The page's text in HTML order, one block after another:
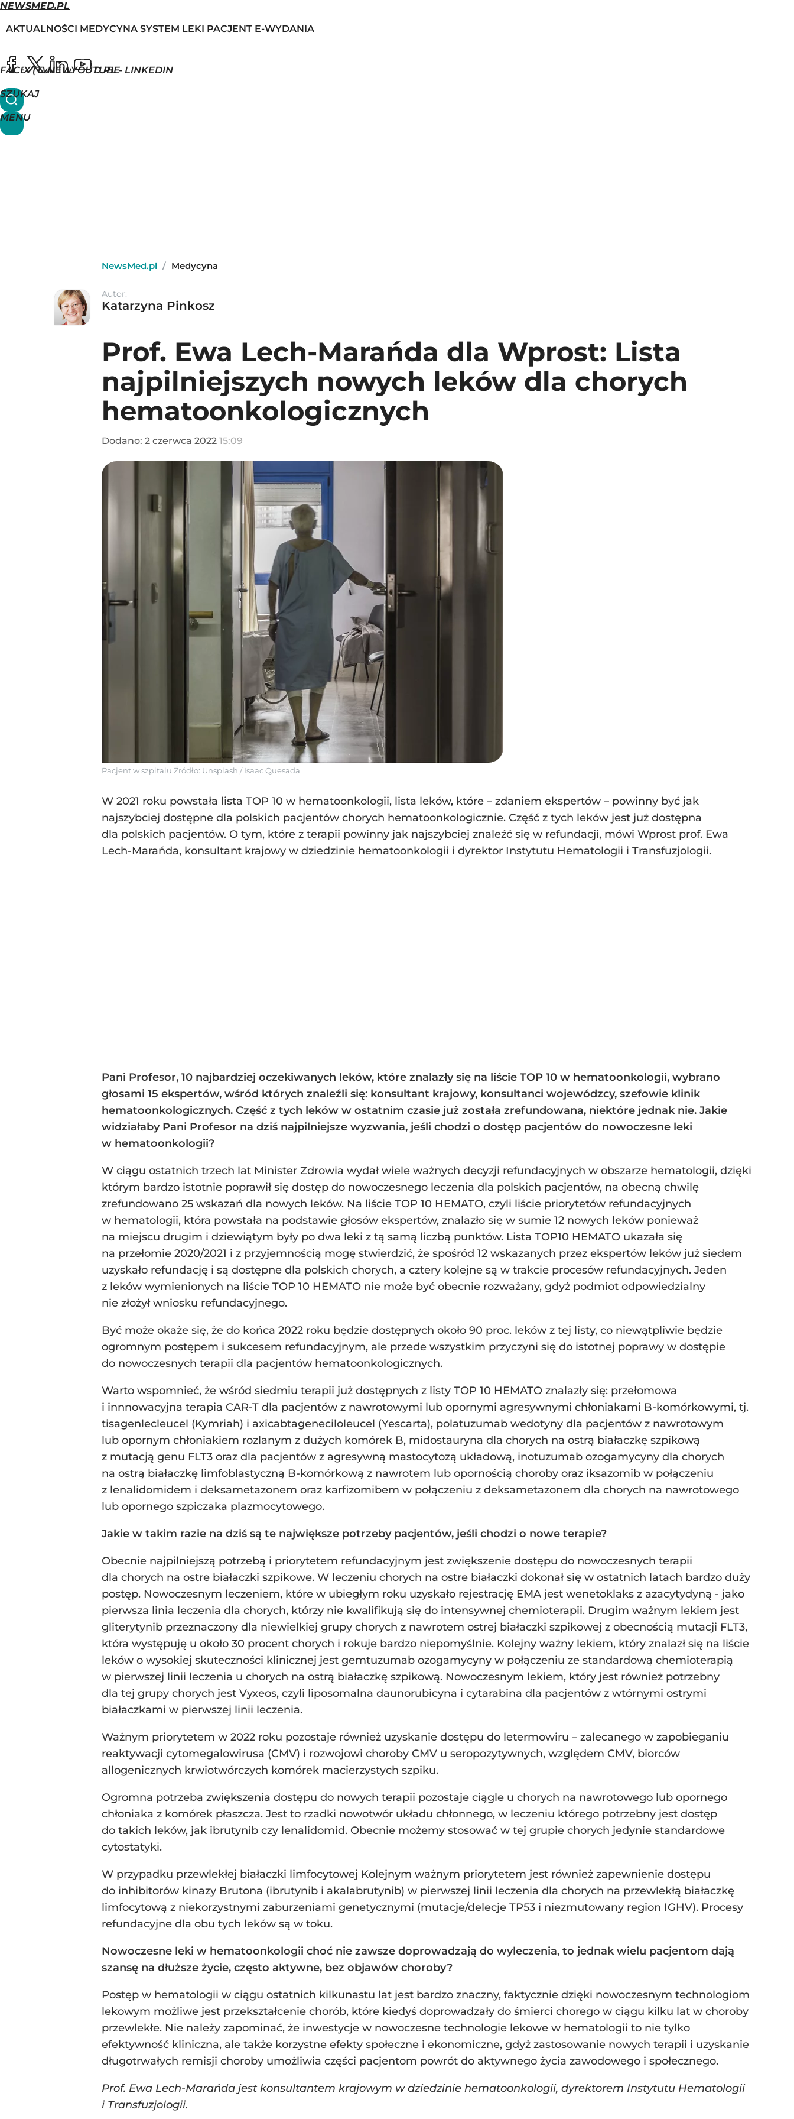
NEWSMED.PL
AKTUALNOŚCI MEDYCYNA SYSTEM LEKI PACJENT E-WYDANIA
FACEBOOK
X (TWITTER)
NEWSMED.PL - LINKEDIN
YOUTUBE
SZUKAJ
MENU
NewsMed.pl / Medycyna
Autor:
Katarzyna Pinkosz
Prof. Ewa Lech-Marańda dla Wprost: Lista
najpilniejszych nowych leków dla chorych
hematoonkologicznych
Dodano: 2 czerwca 2022 15:09
Pacjent w szpitalu Źródło: Unsplash /Isaac Quesada
W 2021 roku powstała lista TOP 10 w hematoonkologii, lista leków, które – zdaniem ekspertów – powinny być jak
najszybciej dostępne dla polskich pacjentów chorych hematoonkologicznie. Część z tych leków jest już dostępna
dla polskich pacjentów. O tym, które z terapii powinny jak najszybciej znaleźć się w refundacji, mówi Wprost prof. Ewa
Lech-Marańda, konsultant krajowy w dziedzinie hematoonkologii i dyrektor Instytutu Hematologii i Transfuzjologii.
Pani Profesor, 10 najbardziej oczekiwanych leków, które znalazły się na liście TOP 10 w hematoonkologii, wybrano
głosami 15 ekspertów, wśród których znaleźli się: konsultant krajowy, konsultanci wojewódzcy, szefowie klinik
hematoonkologicznych. Część z tych leków w ostatnim czasie już została zrefundowana, niektóre jednak nie. Jakie
widziałaby Pani Profesor na dziś najpilniejsze wyzwania, jeśli chodzi o dostęp pacjentów do nowoczesne leki
w hematoonkologii?
W ciągu ostatnich trzech lat Minister Zdrowia wydał wiele ważnych decyzji refundacyjnych w obszarze hematologii, dzięki
którym bardzo istotnie poprawił się dostęp do nowoczesnego leczenia dla polskich pacjentów, na obecną chwilę
zrefundowano 25 wskazań dla nowych leków. Na liście TOP 10 HEMATO, czyli liście priorytetów refundacyjnych
w hematologii, która powstała na podstawie głosów ekspertów, znalazło się w sumie 12 nowych leków ponieważ
na miejscu drugim i dziewiątym były po dwa leki z tą samą liczbą punktów. Lista TOP10 HEMATO ukazała się
na przełomie 2020/2021 i z przyjemnością mogę stwierdzić, że spośród 12 wskazanych przez ekspertów leków już siedem
uzyskało refundację i są dostępne dla polskich chorych, a cztery kolejne są w trakcie procesów refundacyjnych. Jeden
z leków wymienionych na liście TOP 10 HEMATO nie może być obecnie rozważany, gdyż podmiot odpowiedzialny
nie złożył wniosku refundacyjnego.
Być może okaże się, że do końca 2022 roku będzie dostępnych około 90 proc. leków z tej listy, co niewątpliwie będzie
ogromnym postępem i sukcesem refundacyjnym, ale przede wszystkim przyczyni się do istotnej poprawy w dostępie
do nowoczesnych terapii dla pacjentów hematoonkologicznych.
Warto wspomnieć, że wśród siedmiu terapii już dostępnych z listy TOP 10 HEMATO znalazły się: przełomowa
i innnowacyjna terapia CAR-T dla pacjentów z nawrotowymi lub opornymi agresywnymi chłoniakami B-komórkowymi, tj.
tisagenlecleucel (Kymriah) i axicabtageneciloleucel (Yescarta), polatuzumab wedotyny dla pacjentów z nawrotowym
lub opornym chłoniakiem rozlanym z dużych komórek B, midostauryna dla chorych na ostrą białaczkę szpikową
z mutacją genu FLT3 oraz dla pacjentów z agresywną mastocytozą układową, inotuzumab ozogamycyny dla chorych
na ostrą białaczkę limfoblastyczną B-komórkową z nawrotem lub opornością choroby oraz iksazomib w połączeniu
z lenalidomidem i deksametazonem oraz karfizomibem w połączeniu z deksametazonem dla chorych na nawrotowego
lub opornego szpiczaka plazmocytowego.
Jakie w takim razie na dziś są te największe potrzeby pacjentów, jeśli chodzi o nowe terapie?
Obecnie najpilniejszą potrzebą i priorytetem refundacyjnym jest zwiększenie dostępu do nowoczesnych terapii
dla chorych na ostre białaczki szpikowe. W leczeniu chorych na ostre białaczki dokonał się w ostatnich latach bardzo duży
postęp. Nowoczesnym leczeniem, które w ubiegłym roku uzyskało rejestrację EMA jest wenetoklaks z azacytydyną - jako
pierwsza linia leczenia dla chorych, którzy nie kwalifikują się do intensywnej chemioterapii. Drugim ważnym lekiem jest
gliterytynib przeznaczony dla niewielkiej grupy chorych z nawrotem ostrej białaczki szpikowej z obecnością mutacji FLT3,
która występuję u około 30 procent chorych i rokuje bardzo niepomyślnie. Kolejny ważny lekiem, który znalazł się na liście
leków o wysokiej skuteczności klinicznej jest gemtuzumab ozogamycyny w połączeniu ze standardową chemioterapią
w pierwszej linii leczenia u chorych na ostrą białaczkę szpikową. Nowoczesnym lekiem, który jest również potrzebny
dla tej grupy chorych jest Vyxeos, czyli liposomalna daunorubicyna i cytarabina dla pacjentów z wtórnymi ostrymi
białaczkami w pierwszej linii leczenia.
Ważnym priorytetem w 2022 roku pozostaje również uzyskanie dostępu do letermowiru – zalecanego w zapobieganiu
reaktywacji cytomegalowirusa (CMV) i rozwojowi choroby CMV u seropozytywnych, względem CMV, biorców
allogenicznych krwiotwórczych komórek macierzystych szpiku.
Ogromna potrzeba zwiększenia dostępu do nowych terapii pozostaje ciągle u chorych na nawrotowego lub opornego
chłoniaka z komórek płaszcza. Jest to rzadki nowotwór układu chłonnego, w leczeniu którego potrzebny jest dostęp
do takich leków, jak ibrutynib czy lenalidomid. Obecnie możemy stosować w tej grupie chorych jedynie standardowe
cytostatyki.
W przypadku przewlekłej białaczki limfocytowej Kolejnym ważnym priorytetem jest również zapewnienie dostępu
do inhibitorów kinazy Brutona (ibrutynib i akalabrutynib) w pierwszej linii leczenia dla chorych na przewlekłą białaczkę
limfocytową z niekorzystnymi zaburzeniami genetycznymi (mutacje/delecje TP53 i niezmutowany region IGHV). Procesy
refundacyjne dla obu tych leków są w toku.
Nowoczesne leki w hematoonkologii choć nie zawsze doprowadzają do wyleczenia, to jednak wielu pacjentom dają
szansę na dłuższe życie, często aktywne, bez objawów choroby?
Postęp w hematologii w ciągu ostatnich kilkunastu lat jest bardzo znaczny, faktycznie dzięki nowoczesnym technologiom
lekowym możliwe jest przekształcenie chorób, które kiedyś doprowadzały do śmierci chorego w ciągu kilku lat w choroby
przewlekłe. Nie należy zapominać, że inwestycje w nowoczesne technologie lekowe w hematologii to nie tylko
efektywność kliniczna, ale także korzystne efekty społeczne i ekonomiczne, gdyż zastosowanie nowych terapii i uzyskanie
długotrwałych remisji choroby umożliwia części pacjentom powrót do aktywnego życia zawodowego i społecznego.
Prof. Ewa Lech-Marańda jest konsultantem krajowym w dziedzinie hematoonkologii, dyrektorem Instytutu Hematologii
i Transfuzjologii.